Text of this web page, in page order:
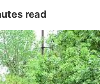
read